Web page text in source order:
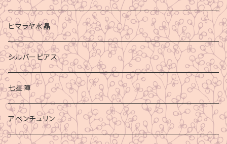
ヒマラヤ水晶
シルバーピアス
七星陣
アベンチュリン